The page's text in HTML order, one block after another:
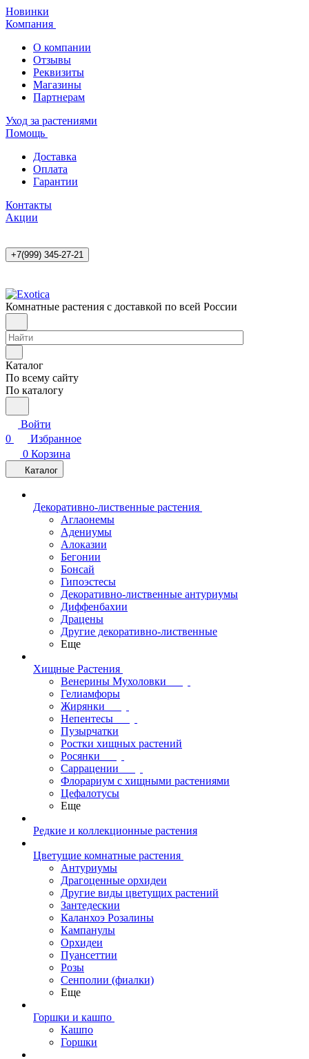
Новинки
Компания
О компании
Отзывы
Реквизиты
Магазины
Партнерам
Уход за растениями
Помощь
Доставка
Оплата
Гарантии
Контакты
Акции
+7(999) 345-27-21
Комнатные растения с доставкой по всей России
Каталог
По всему сайту
По каталогу
Войти
0
Избранное
0 Корзина
Каталог
Декоративно-лиственные растения
Аглаонемы
Адениумы
Алоказии
Бегонии
Бонсай
Гипоэстесы
Декоративно-лиственные антуриумы
Диффенбахии
Драцены
Другие декоративно-лиственные
Еще
Хищные Растения
Венерины Мухоловки
Гелиамфоры
Жирянки
Непентесы
Пузырчатки
Ростки хищных растений
Росянки
Саррацении
Флорариум с хищными растениями
Цефалотусы
Еще
Редкие и коллекционные растения
Цветущие комнатные растения
Антуриумы
Драгоценные орхидеи
Другие виды цветущих растений
Зантедескии
Каланхоэ Розалины
Кампанулы
Орхидеи
Пуансеттии
Розы
Сенполии (фиалки)
Еще
Горшки и кашпо
Кашпо
Горшки